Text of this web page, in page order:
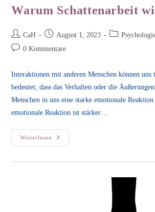
Warum Schattenarbeit
Beitrags-
Autor:
CaH
Beitrag
veröffentlicht:
August 1, 2023
Beitrags-
Beitrags-0 Kommentare
Interaktionen mit anderen Menschen können
bedeutet, dass das Verhalten oder die
Menschen in uns eine starke emotionale Reaktion
emotionale Reaktion ist stärker…
Weiterlesen
Warum
Schattenarbeit